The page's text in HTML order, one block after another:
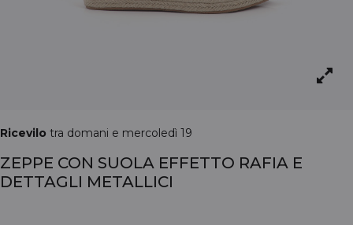
Ricevilo tra domani e mercoledì 19
ZEPPE CON SUOLA EFFETTO RAFIA E
DETTAGLI METALLICI